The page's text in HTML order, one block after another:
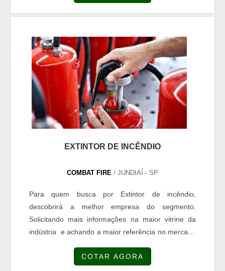
pesquisar Empresa de recarga de extintor
empresa atua com aditivos para tintas e perfil
profissiográfi...
EXTINTOR DE INCÊNDIO
COMBAT FIRE / JUNDIAÍ - SP
Para quem busca por Extintor de incêndio,
descobrirá a melhor empresa do segmento.
Solicitando mais informações na maior vitrine da
indústria e achando a maior referência no mercado
EXTINTOR DE INCÊNDIOSe alguém procurar por
COTAR AGORA